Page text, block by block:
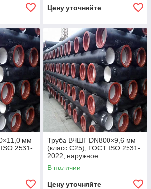
Цену уточняйте
мм
2531-
Труба ВЧШГ DN800×9,6 мм
(класс C25), ГОСТ ISO 2531-
2022, наружное
полиуретановое покрытие,
внутреннее цементно-
В наличии
Цену уточняйте